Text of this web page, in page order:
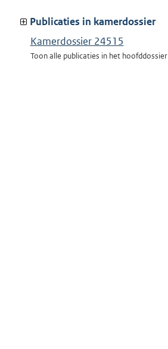
van:
Publicaties in kamerdossier
Kamerdossier 24515
Toon alle publicaties in het hoofddossier